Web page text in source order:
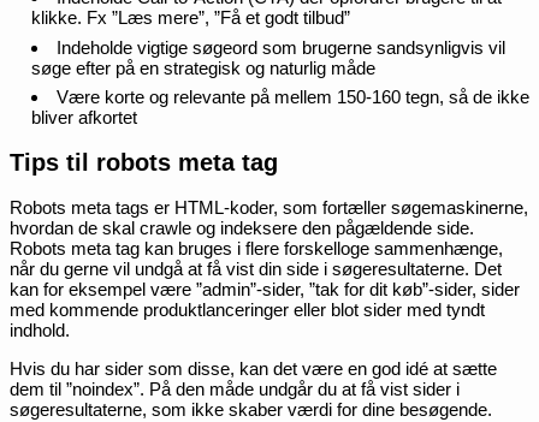
klikke. Fx ”Læs mere”, ”Få et godt tilbud”
Indeholde vigtige søgeord som brugerne sandsynligvis vil
søge efter på en strategisk og naturlig måde
Være korte og relevante på mellem 150-160 tegn, så de ikke
bliver afkortet
Tips til robots meta tag
Robots meta tags er HTML-koder, som fortæller søgemaskinerne,
hvordan de skal crawle og indeksere den pågældende side.
Robots meta tag kan bruges i flere forskelloge sammenhænge,
når du gerne vil undgå at få vist din side i søgeresultaterne. Det
kan for eksempel være ”admin”-sider, ”tak for dit køb”-sider, sider
med kommende produktlanceringer eller blot sider med tyndt
indhold.
Hvis du har sider som disse, kan det være en god idé at sætte
dem til ”noindex”. På den måde undgår du at få vist sider i
søgeresultaterne, som ikke skaber værdi for dine besøgende.